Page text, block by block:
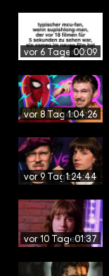
vor 6 Tagen00:09
vor 8 Tagen1:04:26
vor 9 Tagen1:24:44
vor 10 Tagen01:37